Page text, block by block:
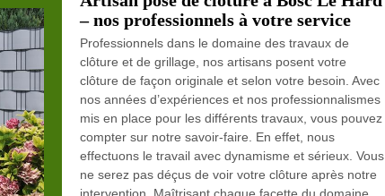
– nos professionnels à votre service
Professionnels dans le domaine des travaux de
clôture et de grillage, nos artisans posent votre
clôture de façon originale et selon votre besoin. Avec
nos années d’expériences et nos professionnalismes
mis en place pour les différents travaux, vous pouvez
compter sur notre savoir-faire. En effet, nous
effectuons le travail avec dynamisme et sérieux. Vous
ne serez pas déçus de voir votre clôture après notre